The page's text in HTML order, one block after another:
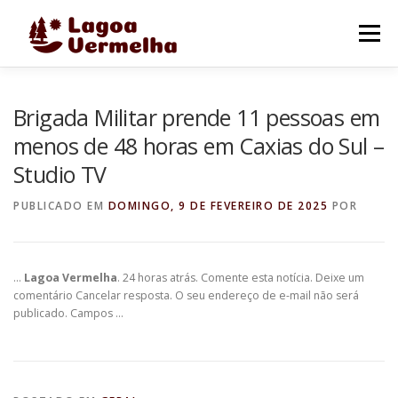
Menu
FALE CONOSCO
Brigada Militar prende 11 pessoas em
menos de 48 horas em Caxias do Sul –
Studio TV
PUBLICADO EM DOMINGO, 9 DE FEVEREIRO DE 2025 POR
… Lagoa Vermelha. 24 horas atrás. Comente esta notícia. Deixe um
comentário Cancelar resposta. O seu endereço de e-mail não será
publicado. Campos …